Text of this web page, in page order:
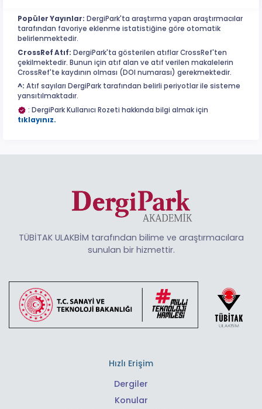
Popüler Yayınlar: DergiPark'ta araştırma yapan araştırmacılar
tarafından favoriye eklenme istatistiğine göre otomatik
belirlenmektedir.
CrossRef Atıf: DergiPark'ta gösterilen atıflar CrossRef'ten
çekilmektedir. Bunun için atıf alan ve atıf verilen makalelerin
CrossRef'te kaydının olması (DOI numarası) gerekmektedir.
^: Atıf sayıları DergiPark tarafından belirli periyotlar ile sisteme
yansıtılmaktadır.
: DergiPark Kullanıcı Rozeti hakkında bilgi almak için
tıklayınız.
TÜBİTAK ULAKBİM tarafından bilime ve araştırmacılara
sunulan bir hizmettir.
Hızlı Erişim
Dergiler
Konular